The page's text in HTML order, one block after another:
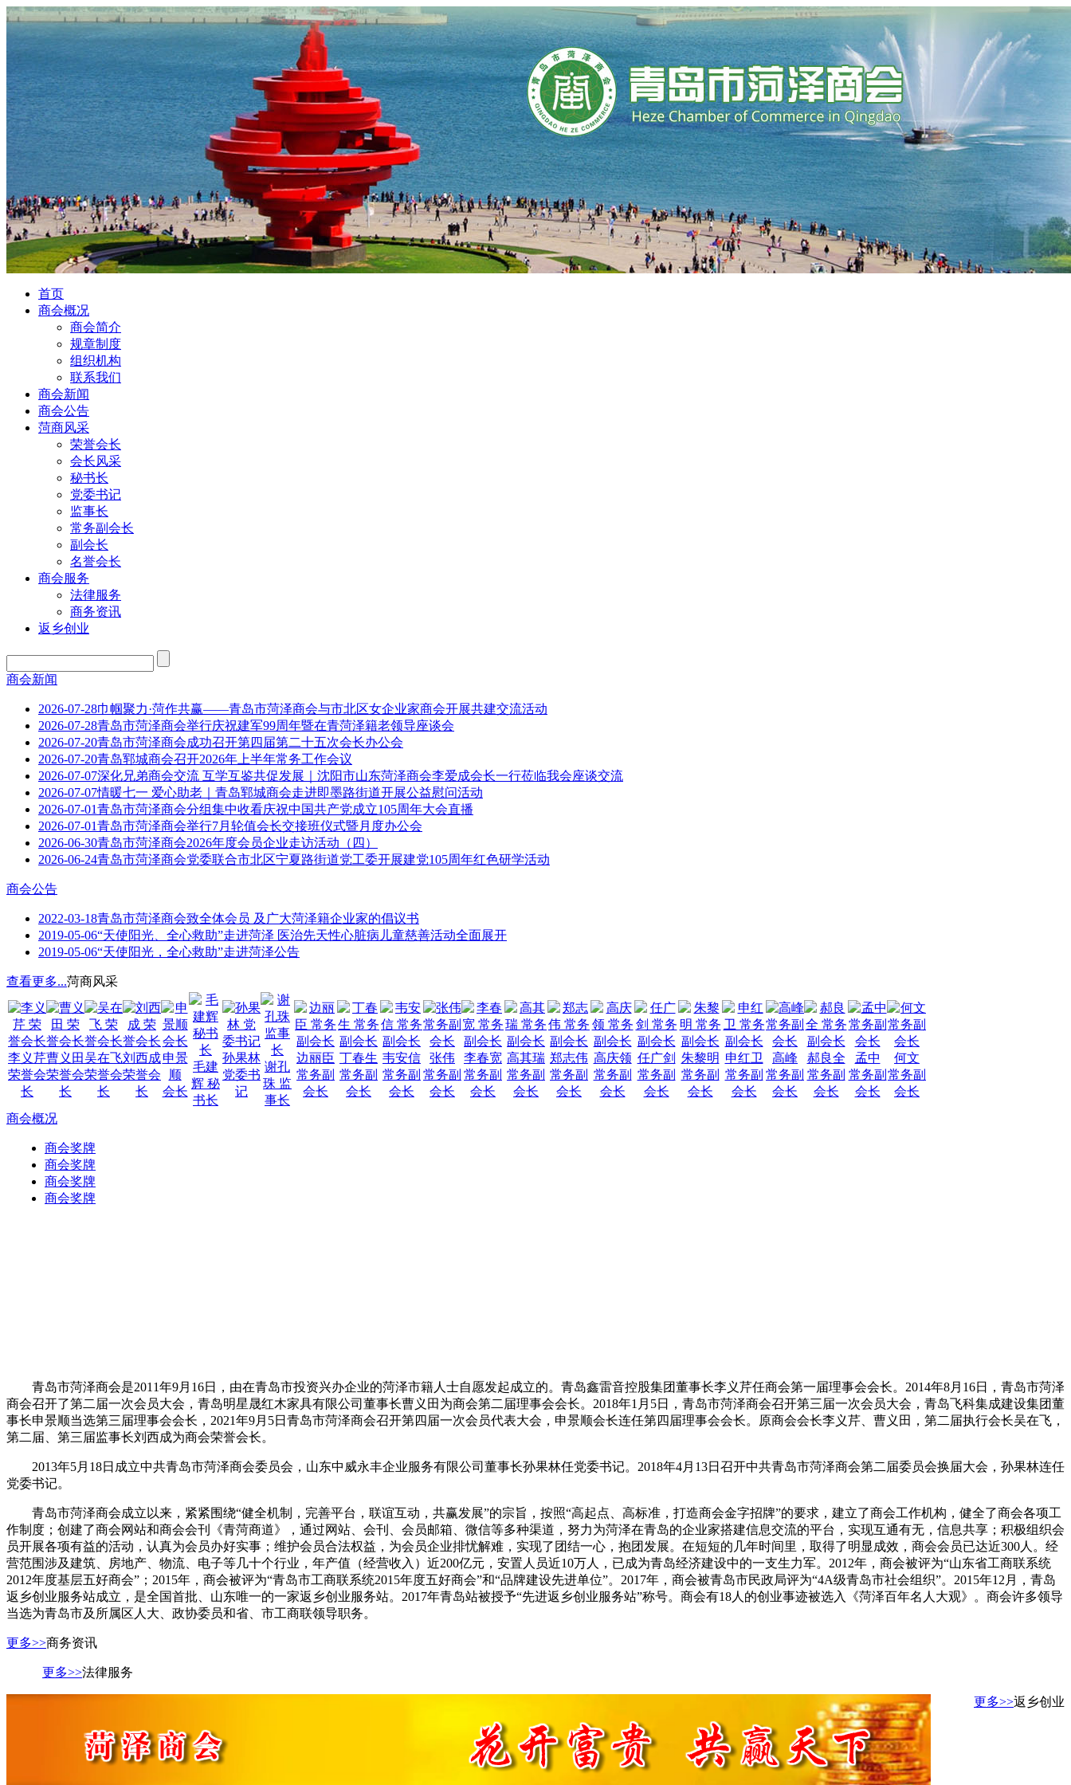
首页
商会概况
商会简介
规章制度
组织机构
联系我们
商会新闻
商会公告
菏商风采
荣誉会长
会长风采
秘书长
党委书记
监事长
常务副会长
副会长
名誉会长
商会服务
法律服务
商务资讯
返乡创业
商会新闻
2026-07-28巾帼聚力·菏作共赢——青岛市菏泽商会与市北区女企业家商会开展共建交流活动
2026-07-28青岛市菏泽商会举行庆祝建军99周年暨在青菏泽籍老领导座谈会
2026-07-20青岛市菏泽商会成功召开第四届第二十五次会长办公会
2026-07-20青岛郓城商会召开2026年上半年常务工作会议
2026-07-07深化兄弟商会交流 互学互鉴共促发展｜沈阳市山东菏泽商会李爱成会长一行莅临我会座谈交流
2026-07-07情暖七一 爱心助老｜青岛郓城商会走进即墨路街道开展公益慰问活动
2026-07-01青岛市菏泽商会分组集中收看庆祝中国共产党成立105周年大会直播
2026-07-01青岛市菏泽商会举行7月轮值会长交接班仪式暨月度办公会
2026-06-30青岛市菏泽商会2026年度会员企业走访活动（四）
2026-06-24青岛市菏泽商会党委联合市北区宁夏路街道党工委开展建党105周年红色研学活动
商会公告
2022-03-18青岛市菏泽商会致全体会员 及广大菏泽籍企业家的倡议书
2019-05-06“天使阳光、全心救助”走进菏泽 医治先天性心脏病儿童慈善活动全面展开
2019-05-06“天使阳光，全心救助”走进菏泽公告
查看更多...菏商风采
李义芹
荣誉会
长
曹义田
荣誉会
长
吴在飞
荣誉会
长
刘西成
荣誉会
长
申景
顺
会长
毛建
辉 秘
书长
孙果林
党委书
记
谢孔
珠 监
事长
边丽臣
常务副
会长
丁春生
常务副
会长
韦安信
常务副
会长
张伟
常务副
会长
李春宽
常务副
会长
高其瑞
常务副
会长
郑志伟
常务副
会长
高庆领
常务副
会长
任广剑
常务副
会长
朱黎明
常务副
会长
申红卫
常务副
会长
高峰
常务副
会长
郝良全
常务副
会长
孟中
常务副
会长
何文
常务副
会长
商会概况
青岛市菏泽商会是2011年9月16日，由在青岛市投资兴办企业的菏泽市籍人士自愿发起成立的。青岛鑫雷音控股集团董事长李义芹任商会第一届理事会会长。2014年8月16日，青岛市菏泽
商会召开了第二届一次会员大会，青岛明星晟红木家具有限公司董事长曹义田为商会第二届理事会会长。2018年1月5日，青岛市菏泽商会召开第三届一次会员大会，青岛飞科集成建设集团董
事长申景顺当选第三届理事会会长，2021年9月5日青岛市菏泽商会召开第四届一次会员代表大会，申景顺会长连任第四届理事会会长。原商会会长李义芹、曹义田，第二届执行会长吴在飞，
第二届、第三届监事长刘西成为商会荣誉会长。
2013年5月18日成立中共青岛市菏泽商会委员会，山东中威永丰企业服务有限公司董事长孙果林任党委书记。2018年4月13日召开中共青岛市菏泽商会第二届委员会换届大会，孙果林连任
党委书记。
青岛市菏泽商会成立以来，紧紧围绕“健全机制，完善平台，联谊互动，共赢发展”的宗旨，按照“高起点、高标准，打造商会金字招牌”的要求，建立了商会工作机构，健全了商会各项工
作制度；创建了商会网站和商会会刊《青菏商道》，通过网站、会刊、会员邮箱、微信等多种渠道，努力为菏泽在青岛的企业家搭建信息交流的平台，实现互通有无，信息共享；积极组织会
员开展各项有益的活动，认真为会员办好实事；维护会员合法权益，为会员企业排忧解难，实现了团结一心，抱团发展。在短短的几年时间里，取得了明显成效，商会会员已达近300人。经
营范围涉及建筑、房地产、物流、电子等几十个行业，年产值（经营收入）近200亿元，安置人员近10万人，已成为青岛经济建设中的一支生力军。2012年，商会被评为“山东省工商联系统
2012年度基层五好商会”；2015年，商会被评为“青岛市工商联系统2015年度五好商会”和“品牌建设先进单位”。2017年，商会被青岛市民政局评为“4A级青岛市社会组织”。2015年12月，青岛
返乡创业服务站成立，是全国首批、山东唯一的一家返乡创业服务站。2017年青岛站被授予“先进返乡创业服务站”称号。商会有18人的创业事迹被选入《菏泽百年名人大观》。商会许多领导
当选为青岛市及所属区人大、政协委员和省、市工商联领导职务。
更多>>商务资讯
更多>>法律服务
更多>>返乡创业